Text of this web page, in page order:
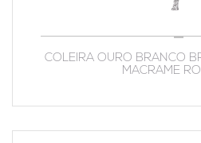
COLEIRA OURO BRANCO
MACRAME